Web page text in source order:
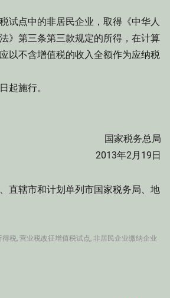
点中的非居民企业，取得《中华人
》第三条第三款规定的所得，在计算
以不含增值税的收入全额作为应纳税
施行。
国家税务总局
2013年2月19日
直辖市和计划单列市国家税务局、地
得税, 营业税改征增值税试点 , 非居民企业缴纳企业